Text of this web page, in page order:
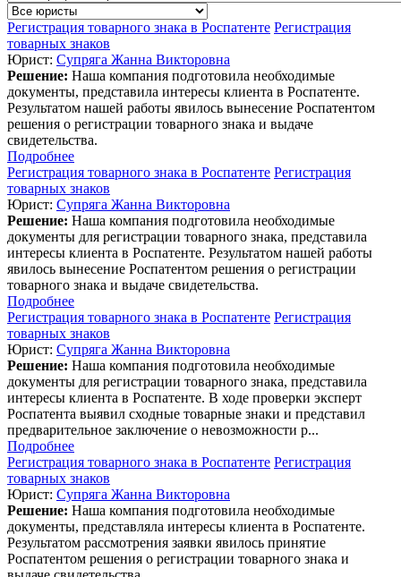
Регистрация товарного знака в Роспатенте Регистрация
товарных знаков
Юрист: Супряга Жанна Викторовна
Решение: Наша компания подготовила необходимые
документы, представила интересы клиента в Роспатенте.
Результатом нашей работы явилось вынесение Роспатентом
решения о регистрации товарного знака и выдаче
свидетельства.
Подробнее
Регистрация товарного знака в Роспатенте Регистрация
товарных знаков
Юрист: Супряга Жанна Викторовна
Решение: Наша компания подготовила необходимые
документы для регистрации товарного знака, представила
интересы клиента в Роспатенте. Результатом нашей работы
явилось вынесение Роспатентом решения о регистрации
товарного знака и выдаче свидетельства.
Подробнее
Регистрация товарного знака в Роспатенте Регистрация
товарных знаков
Юрист: Супряга Жанна Викторовна
Решение: Наша компания подготовила необходимые
документы для регистрации товарного знака, представила
интересы клиента в Роспатенте. В ходе проверки эксперт
Роспатента выявил сходные товарные знаки и представил
предварительное заключение о невозможности р...
Подробнее
Регистрация товарного знака в Роспатенте Регистрация
товарных знаков
Юрист: Супряга Жанна Викторовна
Решение: Наша компания подготовила необходимые
документы, представляла интересы клиента в Роспатенте.
Результатом рассмотрения заявки явилось принятие
Роспатентом решения о регистрации товарного знака и